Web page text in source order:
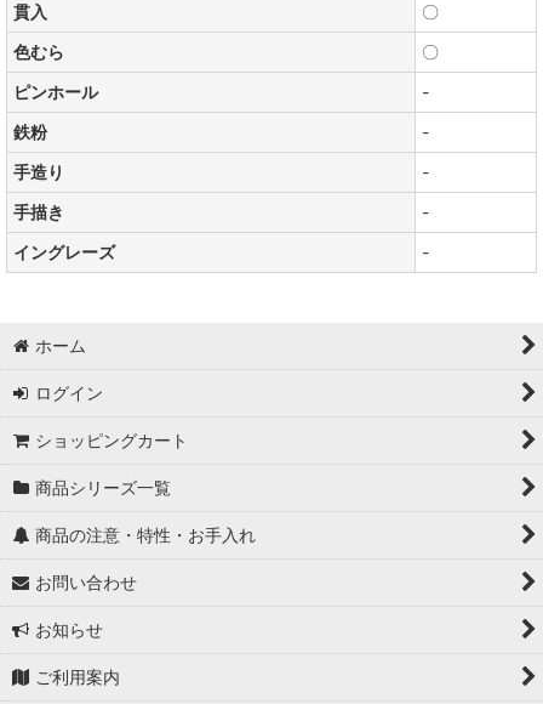
貫入
〇
色むら
〇
ピンホール
-
鉄粉
-
手造り
-
手描き
-
イングレーズ
-
ホーム
ログイン
ショッピングカート
商品シリーズ一覧
商品の注意・特性・お手入れ
お問い合わせ
お知らせ
ご利用案内